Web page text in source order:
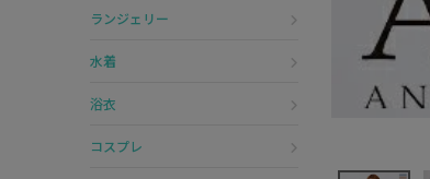
ランジェリー
水着
浴衣
コスプレ